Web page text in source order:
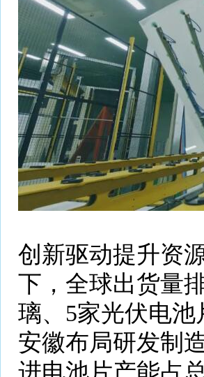
创新驱动提升资
下，全球出货量
璃、5家光伏电
安徽布局研发制
进电池片产能占